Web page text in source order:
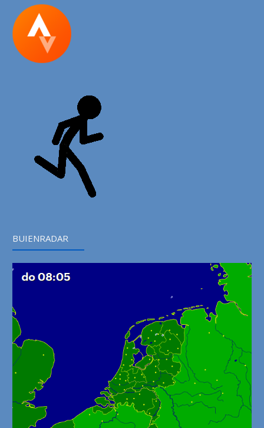
BUIENRADAR